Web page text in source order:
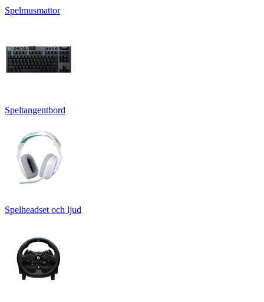
Spelmusmattor
Speltangentbord
Spelheadset och ljud